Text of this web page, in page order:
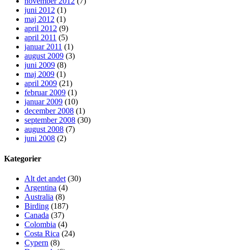
juni 2012 (1)
maj 2012 (1)
april 2012 (9)
april 2011 (5)
januar 2011 (1)
august 2009 (3)
juni 2009 (8)
maj 2009 (1)
april 2009 (21)
februar 2009 (1)
januar 2009 (10)
december 2008 (1)
september 2008 (30)
august 2008 (7)
juni 2008 (2)
Kategorier
Alt det andet (30)
Argentina (4)
Australia (8)
Birding (187)
Canada (37)
Colombia (4)
Costa Rica (24)
Cypern (8)